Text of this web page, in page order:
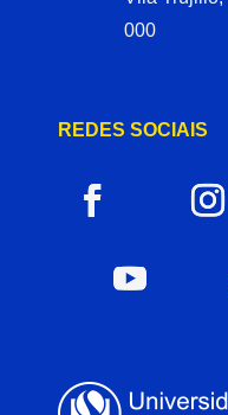
000
REDES SOCIAIS